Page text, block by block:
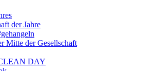
der Jahre
Mitte der Gesellschaft
DAY